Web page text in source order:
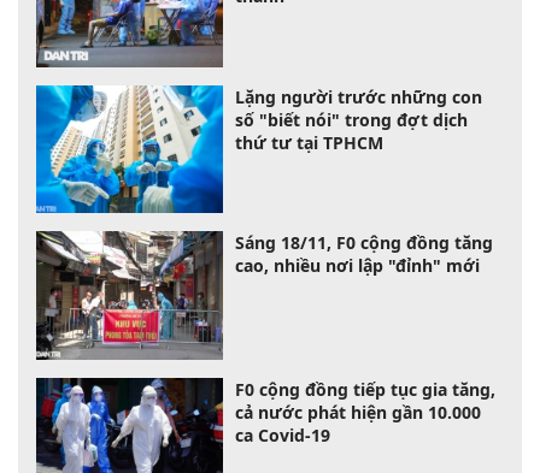
Lặng người trước những con
số "biết nói" trong đợt dịch
thứ tư tại TPHCM
Sáng 18/11, F0 cộng đồng tăng
cao, nhiều nơi lập "đỉnh" mới
F0 cộng đồng tiếp tục gia tăng,
cả nước phát hiện gần 10.000
ca Covid-19